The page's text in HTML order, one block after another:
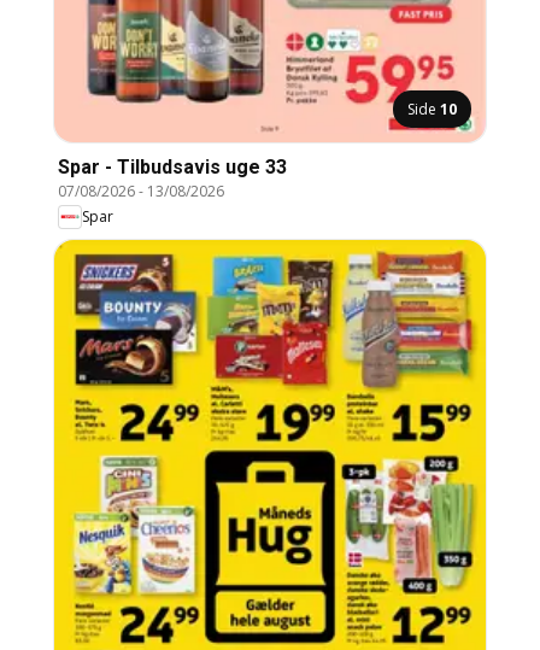
Side 10
Spar - Tilbudsavis uge 33
07/08/2026- 13/08/2026
Spar